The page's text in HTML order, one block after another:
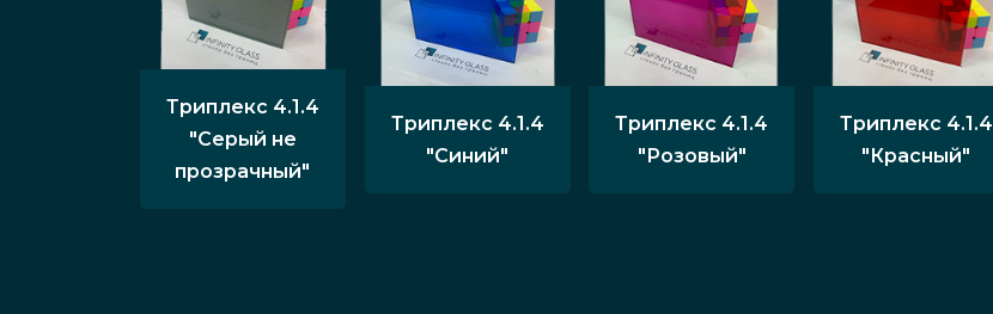
Триплекс 4.1.4
"Серый не
прозрачный"
Триплекс 4.1.4
"Синий"
Триплекс 4.1.4
"Розовый"
Триплекс 4.1.4
"Красный"